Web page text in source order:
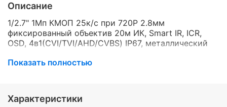
Описание
1/2.7" 1Мп КМОП 25к/с при 720P 2.8мм
фиксированный объектив 20м ИК, Smart IR, ICR,
OSD, 4в1(CVI/TVI/AHD/CVBS) IP67, металлический
Показать полностью
Характеристики